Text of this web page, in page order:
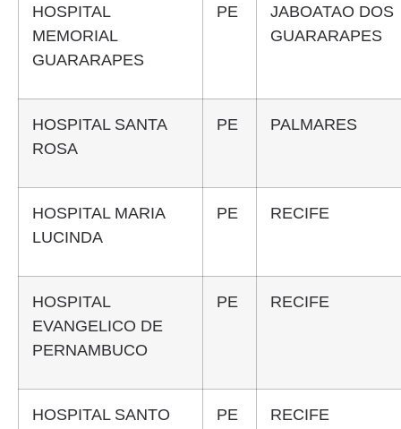
HOSPITAL
MEMORIAL
GUARARAPES
PE
JABOATAO DOS
GUARARAPES
HOSPITAL SANTA
ROSA
PE PALMARES
HOSPITAL MARIA
LUCINDA
PE RECIFE
HOSPITAL
EVANGELICO DE
PERNAMBUCO
PE RECIFE
HOSPITAL SANTO
PE RECIFE